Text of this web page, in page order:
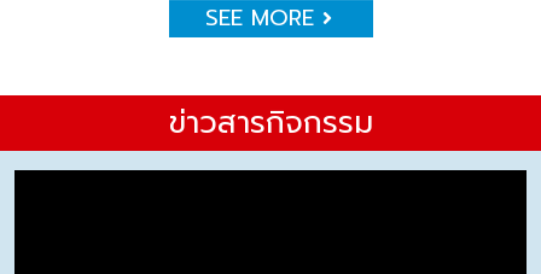
SEE MORE
ข่าวสารกิจกรรม